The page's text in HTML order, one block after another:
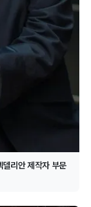
리안 제작자 부문